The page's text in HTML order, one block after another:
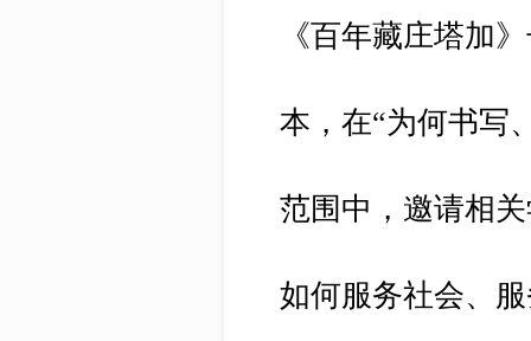
《百年藏庄塔加
本，在“为何书写
范围中，邀请相
如何服务社会、